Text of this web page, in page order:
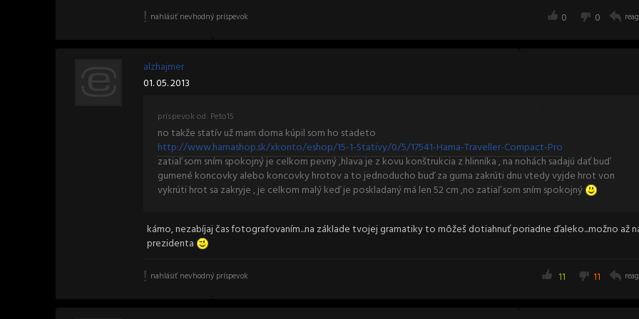
nahlásiť nevhodný príspevok 0
0
alzhajmer
01. 05. 2013
príspevok od: Peto15
no takže statív už mam doma kúpil som ho stadeto
http://www.hamashop.sk/xkonto/eshop/15-1-Stativy/0/5/17541-Hama-Traveller-Compact-Pro
zatiaľ som sním spokojný je celkom pevný ,hlava je z kovu konštrukcia z hlinníka , na nohách sadajú dať buď
gumené koncovky alebo koncovky hrotov a to jednoducho buď za guma zakrúti dnu vtedy vyjde hrot von
vykrúti hrot sa zakryje , je celkom malý keď je poskladaný má len 52 cm ,no zatiaľ som sním spokojný
kámo, nezabíjaj čas fotografovaním...na základe tvojej gramatiky to môžeš dotiahnuť poriadne ďaleko...možno až
prezidenta
nahlásiť nevhodný príspevok 11
11